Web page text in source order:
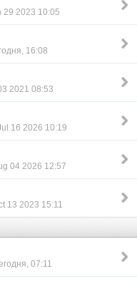
29 2023 10:05
16:08
2021 08:53
16 2026 10:19
04 2026 12:57
13 2023 15:11
07:11